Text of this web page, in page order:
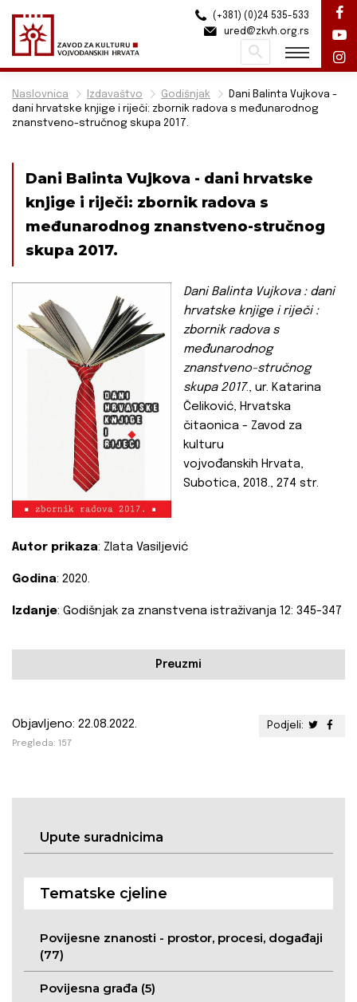
Naslovnica Izdavaštvo Godišnjak
Dani Balinta Vujkova -
dani hrvatske knjige i riječi: zbornik radova s međunarodnog
znanstveno-stručnog skupa 2017.
Dani Balinta Vujkova - dani hrvatske
knjige i riječi: zbornik radova s
međunarodnog znanstveno-stručnog
skupa 2017.
Dani Balinta Vujkova : dani
hrvatske knjige i riječi :
zbornik radova s
međunarodnog
znanstveno-stručnog
skupa 2017., ur. Katarina
Čeliković, Hrvatska
čitaonica - Zavod za
kulturu
vojvođanskih Hrvata,
Subotica, 2018., 274 str.
Autor prikaza: Zlata Vasiljević
Godina: 2020.
Izdanje: Godišnjak za znanstvena istraživanja 12: 345-347
Preuzmi
Podjeli:
Objavljeno: 22.08.2022.
Pregleda: 157
Upute suradnicima
Tematske cjeline
Povijesne znanosti - prostor, procesi, događaji
(77)
Povijesna građa (5)
(+381) (0)24 535-533
ured@zkvh.org.rs
Pretraži